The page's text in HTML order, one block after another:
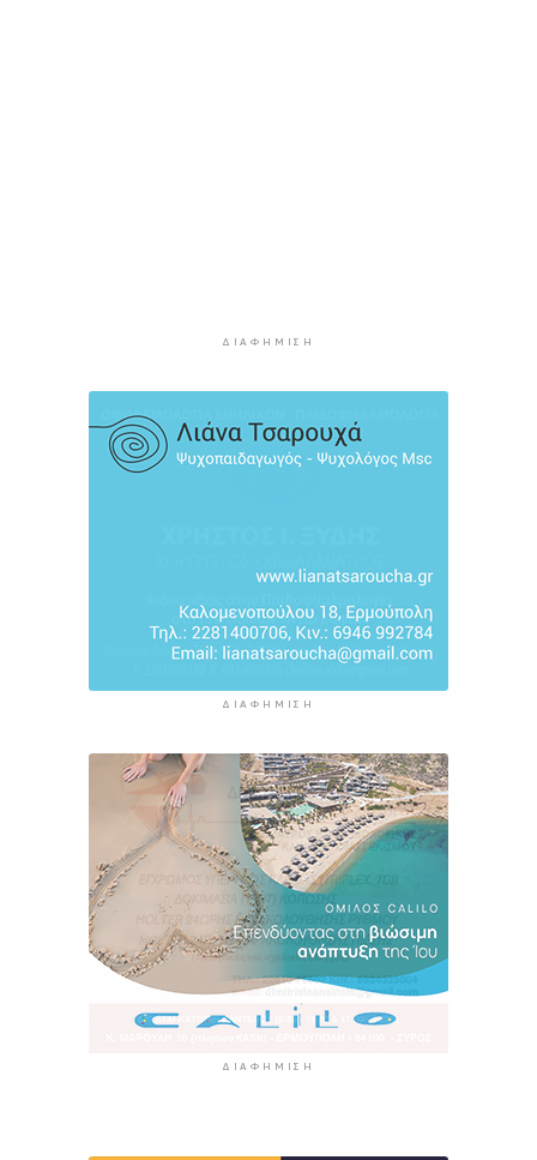
Βρέθηκε σορός σε σπηλιά στον Λυκαβηττό
κοντά στο εκκλησάκι των Αγίων Ισιδώρων
4 ώρες 59 λεπτά πρίν
ΔΙΑΦΉΜΙΣΗ
ΔΙΑΦΉΜΙΣΗ
ΔΙΑΦΉΜΙΣΗ